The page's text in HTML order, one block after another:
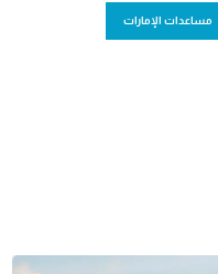
مساعدات الإمارات